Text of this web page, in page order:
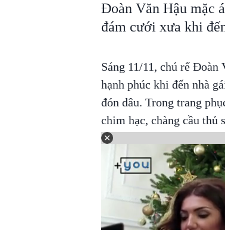
Đoàn Văn Hậu mặc
đám cưới xưa khi
Sáng 11/11, chú rể
hạnh phúc khi đến nhà
đón dâu. Trong trang
chim hạc, chàng cầu thủ